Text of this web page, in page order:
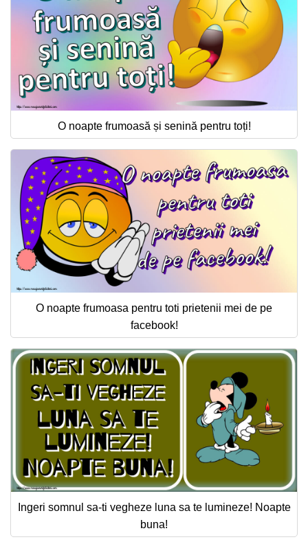
O noapte frumoasă și senină pentru toți!
O noapte frumoasa pentru toti prietenii mei de pe
facebook!
Ingeri somnul sa-ti vegheze luna sa te lumineze! Noapte
buna!